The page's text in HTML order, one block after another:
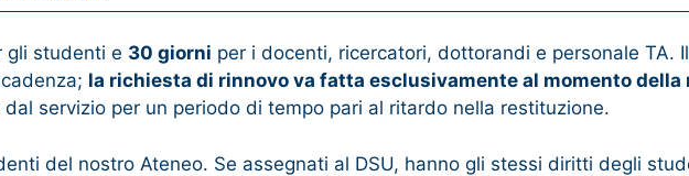
gli studenti e 30 giorni per i docenti, ricercatori, dottorandi e personale TA.
la richiesta di rinnovo va fatta esclusivamente al momento
servizio per un periodo di tempo pari al ritardo nella restituzione.
del nostro Ateneo. Se assegnati al DSU, hanno gli stessi diritti degli